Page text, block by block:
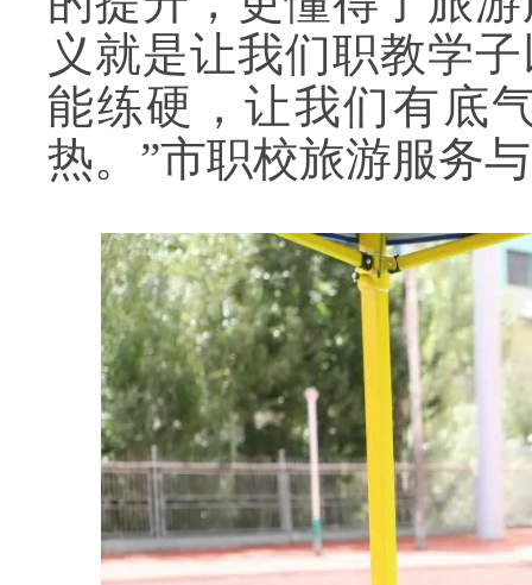
义就是让我们职教学
能练硬，让我们有底
热。”市职校旅游服务